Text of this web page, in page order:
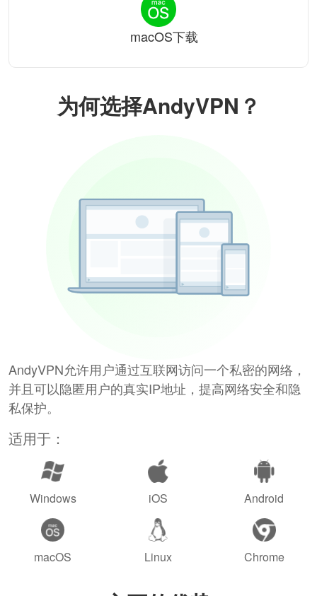
为何选择AndyVPN？
AndyVPN允许用户通过互联网访问一个私密的网络，
并且可以隐匿用户的真实IP地址，提高网络安全和隐
私保护。
适用于：
Windows iOS Android
macOS Linux Chrome
macOS下载